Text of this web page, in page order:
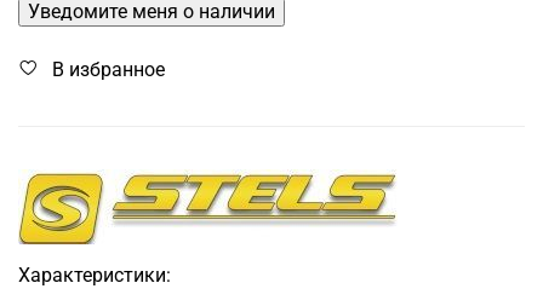
Уведомите меня о наличии
В избранное
Характеристики: